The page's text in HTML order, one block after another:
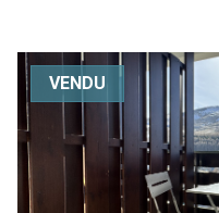
VENDU